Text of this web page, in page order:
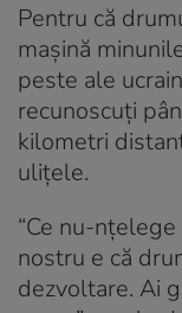
Pentru că
mașină
peste ale
recunoscuți
kilometri
ulițele.
“Ce nu-
nostru e că
dezvoltare. Ai